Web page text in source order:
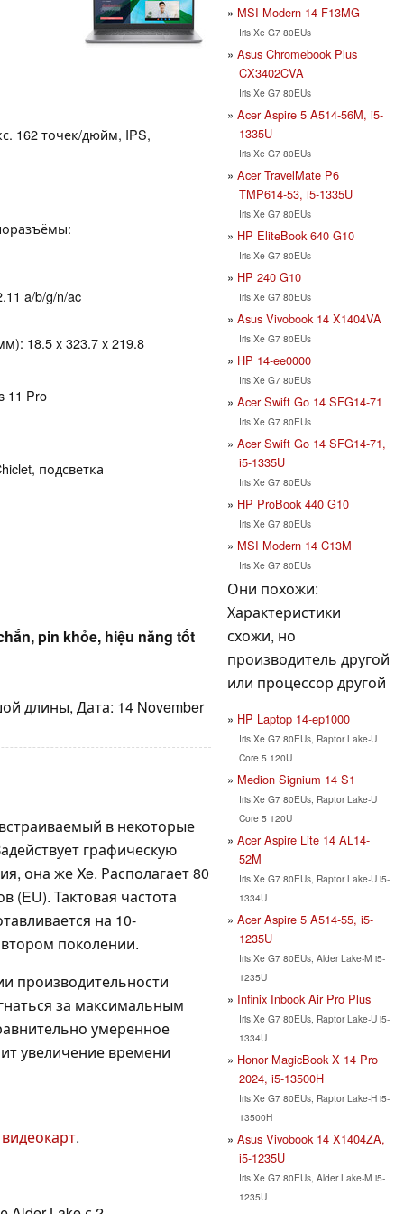
162 точек/дюйм, IPS,
a/b/g/n/ac
18.5 x 323.7 x 219.8
11 Pro
подсветка
pin khỏe, hiệu năng tốt
длины, Дата: 14 November
в некоторые
графическую
она же Xe. Располагает 80
Тактовая частота
на 10-
поколении.
производительности
за максимальным
умеренное
увеличение времени
.
MSI Modern 14 F13MG
Iris Xe G7 80EUs
Asus Chromebook Plus
CX3402CVA
Iris Xe G7 80EUs
Acer Aspire 5 A514-56M, i5-
1335U
Iris Xe G7 80EUs
Acer TravelMate P6
TMP614-53, i5-1335U
Iris Xe G7 80EUs
HP EliteBook 640 G10
Iris Xe G7 80EUs
HP 240 G10
Iris Xe G7 80EUs
Asus Vivobook 14 X1404VA
Iris Xe G7 80EUs
HP 14-ee0000
Iris Xe G7 80EUs
Acer Swift Go 14 SFG14-71
Iris Xe G7 80EUs
Acer Swift Go 14 SFG14-71,
i5-1335U
Iris Xe G7 80EUs
HP ProBook 440 G10
Iris Xe G7 80EUs
MSI Modern 14 C13M
Iris Xe G7 80EUs
Они похожи:
Характеристики
схожи, но
производитель другой
или процессор другой
HP Laptop 14-ep1000
Iris Xe G7 80EUs, Raptor Lake-U
Core 5 120U
Medion Signium 14 S1
Iris Xe G7 80EUs, Raptor Lake-U
Core 5 120U
Acer Aspire Lite 14 AL14-
52M
Iris Xe G7 80EUs, Raptor Lake-U i5-
1334U
Acer Aspire 5 A514-55, i5-
1235U
Iris Xe G7 80EUs, Alder Lake-M i5-
1235U
Infinix Inbook Air Pro Plus
Iris Xe G7 80EUs, Raptor Lake-U i5-
1334U
Honor MagicBook X 14 Pro
2024, i5-13500H
Iris Xe G7 80EUs, Raptor Lake-H i5-
13500H
Asus Vivobook 14 X1404ZA,
i5-1235U
Iris Xe G7 80EUs, Alder Lake-M i5-
1235U